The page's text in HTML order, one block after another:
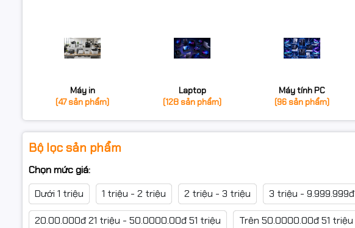
Máy in
(47 sản phẩm)
Laptop
(128 sản phẩm)
Máy tính PC
(96 sản phẩm)
Bộ lọc sản phẩm
Chọn mức giá:
Dưới 1 triệu
1 triệu - 2 triệu 2 triệu - 3 triệu 3 triệu - 9.999.999đ
20.00.000đ 21 triệu - 50.0000.00đ 51 triệu
Trên 50.0000.00đ 51 triệu